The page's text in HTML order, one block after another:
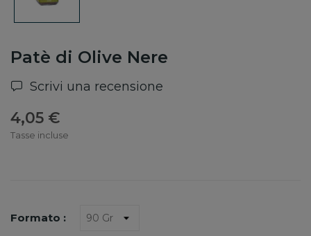
Patè di Olive Nere
Scrivi una recensione
4,05 €
Tasse incluse
Formato :